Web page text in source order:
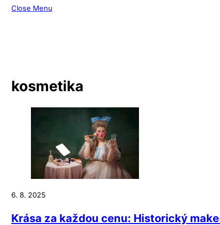
Close Menu
kosmetika
6. 8. 2025
Krása za každou cenu: Historický